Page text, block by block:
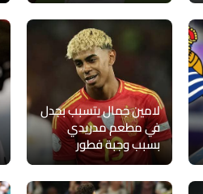
لامين جمال يتسبب بجدل
في مطعم مدريدي
بسبب وجبة فطور